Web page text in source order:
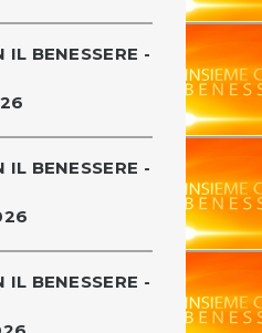
IL BENESSERE -
IL BENESSERE -
IL BENESSERE -